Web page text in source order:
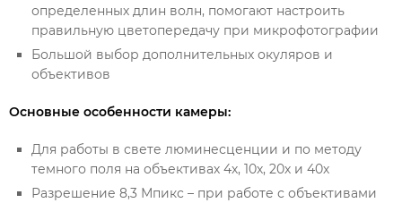
определенных длин волн, помогают настроить
правильную цветопередачу при микрофотографии
Большой выбор дополнительных окуляров и
объективов
Основные особенности камеры:
Для работы в свете люминесценции и по методу
темного поля на объективах 4х, 10х, 20х и 40х
Разрешение 8,3 Мпикс – при работе с объективами